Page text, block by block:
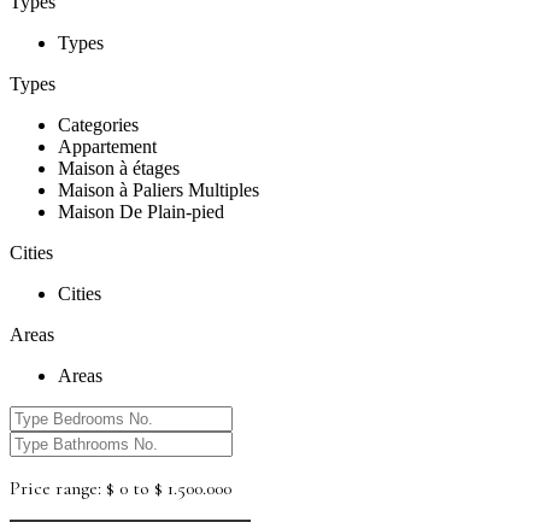
Types
Types
Categories
Appartement
Maison à étages
Maison à Paliers Multiples
Maison De Plain-pied
Cities
Cities
Areas
Areas
Price range: $ 0 to $ 1.500.000